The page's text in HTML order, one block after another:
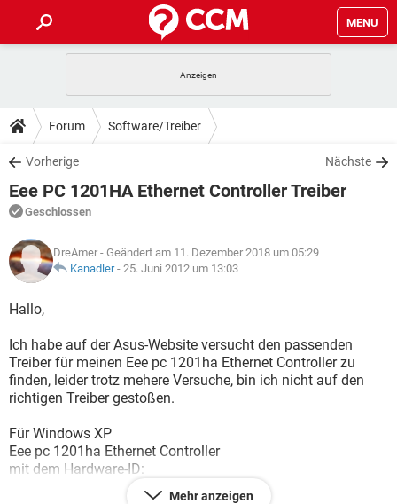
MENU
ANDROID IOS
WINDOWS 10
WHATSAPP TIKTOK
FACEBOOK
TIPPS & TRICKS
SPIELE
WINDOWS 10
WHATSAPP
FACEBOOK HARDWARE
DOWNLOADS
SPIELE STREAMING
ANDROID
WINDOWS 10 INSTAGRAM
WHATSAPP
FACEBOOK
FORUM
SPIELE
ANDROID IOS
FACEBOOK HARDWARE
LEXIKON
SPIELE
ANDROID
WINDOWS 10 INSTAGRAM
WHATSAPP TIKTOK
FACEBOOK
Forum Software/Treiber
Vorherige Nächste
Eee PC 1201HA Ethernet Controller Treiber
Geschlossen
DreAmer - Geändert am 11. Dezember 2018 um 05:29
Kanadler- 25. Juni 2012 um 13:03
Hallo,
Ich habe auf der Asus-Website versucht den passenden
Treiber für meinen Eee pc 1201ha Ethernet Controller zu
finden, leider trotz mehere Versuche, bin ich nicht auf den
richtigen Treiber gestoßen.
Für Windows XP
Eee pc 1201ha Ethernet Controller
mit dem Hardware-ID:
PCI\VEN_1969&DEV_1062&SUBSYS_14E51043&REV_C0\4&
Mehr anzeigen